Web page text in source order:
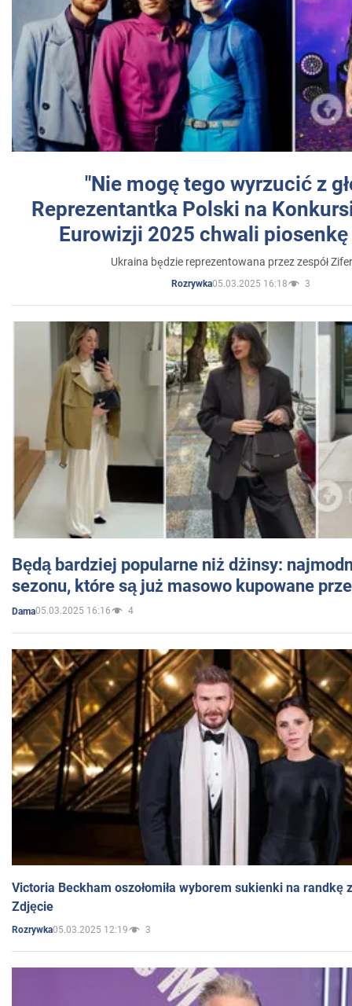
"Nie mogę tego wyrzucić z
Reprezentantka Polski na
Eurowizji 2025 chwali
Ukraina będzie reprezentowana przez zespół
Rozrywka05.03.2025 16:18 3
Będą bardziej popularne niż dżinsy:
sezonu, które są już masowo kupowane
Dama05.03.2025 16:16 4
Victoria Beckham oszołomiła wyborem sukienki na randkę
Zdjęcie
Rozrywka05.03.2025 12:19 3